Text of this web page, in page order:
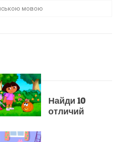
мовою
Найди 10
отличий